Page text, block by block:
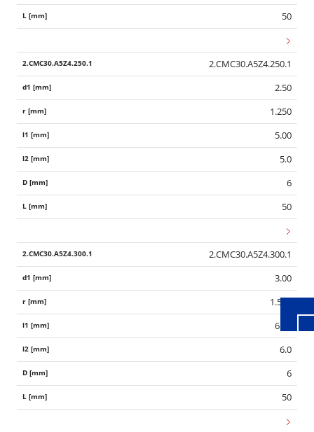
50
2.CMC30.A5Z4.250.1
2.50
1.250
5.00
5.0
6
50
2.CMC30.A5Z4.300.1
3.00
1.500
6.00
6.0
6
50